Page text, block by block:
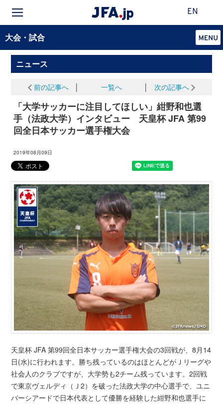
EN
大会・試合
ニュース
前の記事へ 一覧へ 次の記事へ
「大学サッカーに注目してほしい」紺野和也選
手（法政大学）インタビュー 天皇杯 JFA 第99
回全日本サッカー選手権大会
2019年08月09日
天皇杯 JFA 第99回全日本サッカー選手権大会の3回戦が、8月14
日(水)に行われます。勝ち残っているのはほとんどがＪリーグや
社会人のクラブですが、大学勢も2チーム残っています。2回戦
で東京ヴェルディ（Ｊ2）を破った法政大学の中心選手で、ユニ
バーシアードで日本代表として優勝を経験した紺野和也選手に